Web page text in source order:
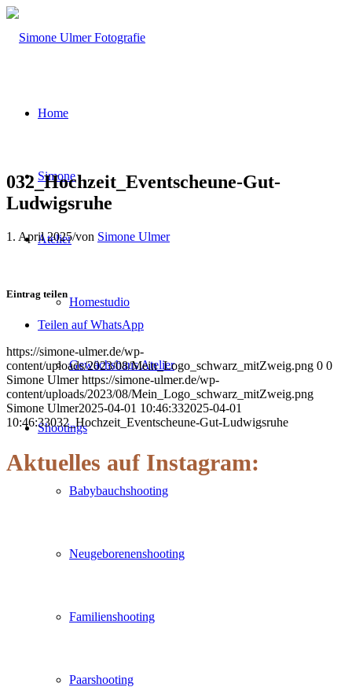
Home
Simone
Atelier
Homestudio
Gewächshaus Atelier
Shootings
Babybauchshooting
Neugeborenenshooting
Familienshooting
Paarshooting
032_Hochzeit_Eventscheune-Gut-
Ludwigsruhe
1. April 2025/von Simone Ulmer
Eintrag teilen
Teilen auf WhatsApp
https://simone-ulmer.de/wp-
content/uploads/2023/08/Mein_Logo_schwarz_mitZweig.png 0 0
Simone Ulmer https://simone-ulmer.de/wp-
content/uploads/2023/08/Mein_Logo_schwarz_mitZweig.png
Simone Ulmer2025-04-01 10:46:332025-04-01
10:46:33032_Hochzeit_Eventscheune-Gut-Ludwigsruhe
Aktuelles auf Instagram: